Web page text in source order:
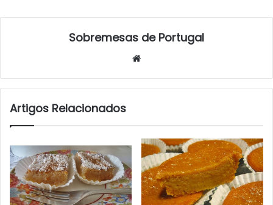
Sobremesas de Portugal
Artigos Relacionados